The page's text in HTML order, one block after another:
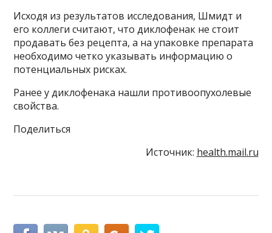
Исходя из результатов исследования, Шмидт и
его коллеги считают, что диклофенак не стоит
продавать без рецепта, а на упаковке препарата
необходимо четко указывать информацию о
потенциальных рисках.
Ранее у диклофенака нашли противоопухолевые
свойства.
Поделиться
Источник: health.mail.ru